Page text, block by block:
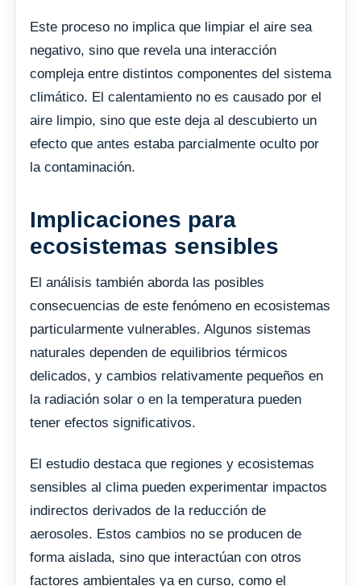
Este proceso no implica que limpiar el aire sea
negativo, sino que revela una interacción
compleja entre distintos componentes del sistema
climático. El calentamiento no es causado por el
aire limpio, sino que este deja al descubierto un
efecto que antes estaba parcialmente oculto por
la contaminación.
Implicaciones para
ecosistemas sensibles
El análisis también aborda las posibles
consecuencias de este fenómeno en ecosistemas
particularmente vulnerables. Algunos sistemas
naturales dependen de equilibrios térmicos
delicados, y cambios relativamente pequeños en
la radiación solar o en la temperatura pueden
tener efectos significativos.
El estudio destaca que regiones y ecosistemas
sensibles al clima pueden experimentar impactos
indirectos derivados de la reducción de
aerosoles. Estos cambios no se producen de
forma aislada, sino que interactúan con otros
factores ambientales ya en curso, como el